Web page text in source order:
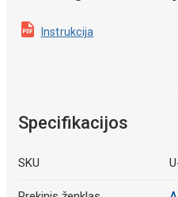
Instrukcija
Specifikacijos
SKU